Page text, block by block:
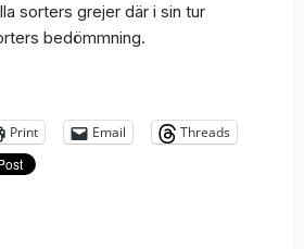
sorters grejer där i sin tur
bedömmning.
Print Email
Threads